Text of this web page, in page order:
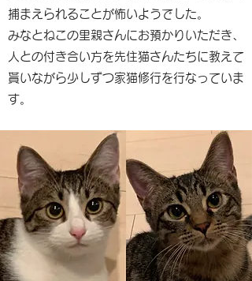
捕まえられることが怖いようでした。
みなとねこの里親さんにお預かりいただき、
人との付き合い方を先住猫さんたちに教えて
貰いながら少しずつ家猫修行を行なっていま
す。